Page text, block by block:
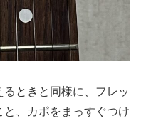
ときと同様に、フレッ
と、カポをまっすぐつけ